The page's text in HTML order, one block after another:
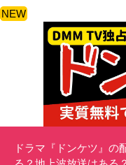
NEW
ドラマ『ドンケツ』の